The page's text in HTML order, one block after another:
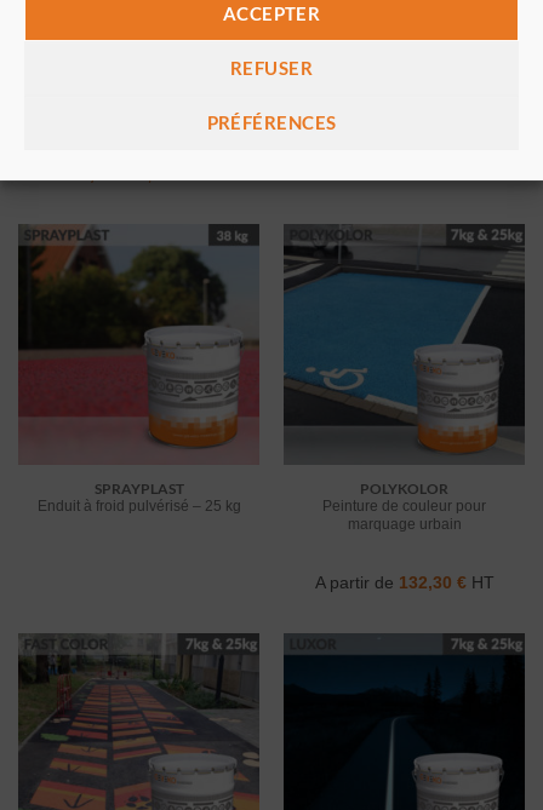
ACCEPTER
REFUSER
PRÉFÉRENCES
SPRAYPLAST
Enduit à froid pulvérisé – 25 kg
POLYKOLOR
Peinture de couleur pour
marquage urbain
A partir de 132,30 €HT